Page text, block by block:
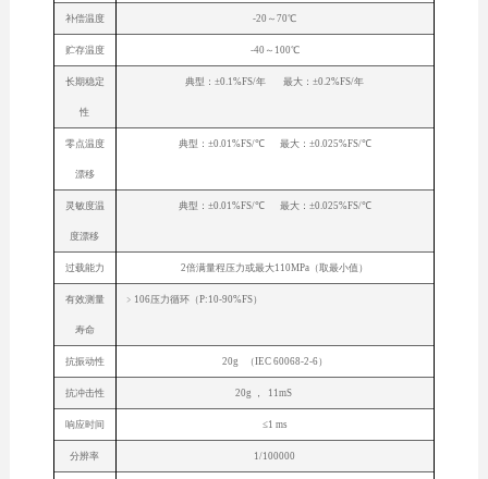
补偿温度 -20～70℃
贮存温度 -40～100℃
长期稳定
性
典型：±0.1%FS/年 最大：±0.2%FS/年
零点温度
漂移
典型：±0.01%FS/℃ 最大：±0.025%FS/℃
灵敏度温
度漂移
典型：±0.01%FS/℃ 最大：±0.025%FS/℃
过载能力 2倍满量程压力或最大110MPa（取最小值）
有效测量
寿命
﹥106压力循环（P:10-90%FS）
抗振动性 20g （IEC 60068-2-6）
抗冲击性 20g ， 11mS
响应时间 ≤1 ms
分辨率 1/100000